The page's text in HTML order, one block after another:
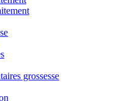
grossesse